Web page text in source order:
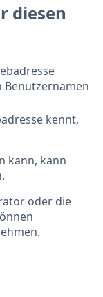
diesen
Benutzernamen
kennt,
kann, kann
oder die